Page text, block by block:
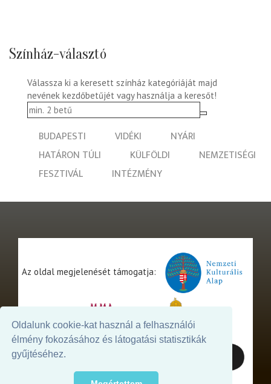
Oldalunk cookie-kat használ a felhasználói
élmény fokozásához és látogatási statisztikák
gyűjtéséhez.
Színház-választó
Válassza ki a keresett színház kategóriáját majd
nevének kezdőbetűjét vagy használja a keresőt!
BUDAPESTI VIDÉKI
NYÁRI
HATÁRON TÚLI
KÜLFÖLDI
NEMZETISÉGI
FESZTIVÁL
INTÉZMÉNY
Az oldal megjelenését támogatja: